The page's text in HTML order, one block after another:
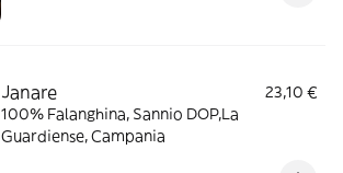
Janare
23,10 €
100% Falanghina, Sannio DOP,La
Guardiense, Campania